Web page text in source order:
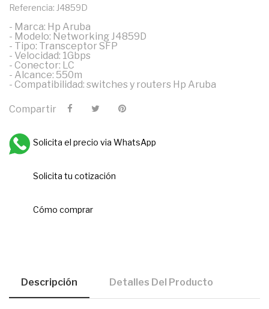
Referencia: J4859D
- Marca: Hp Aruba
- Modelo: Networking J4859D
- Tipo: Transceptor SFP
- Velocidad: 1Gbps
- Conector: LC
- Alcance: 550m
- Compatibilidad: switches y routers Hp Aruba
Compartir
Solicita el precio via WhatsApp
Solicita tu cotización
Cómo comprar
Descripción Detalles Del Producto